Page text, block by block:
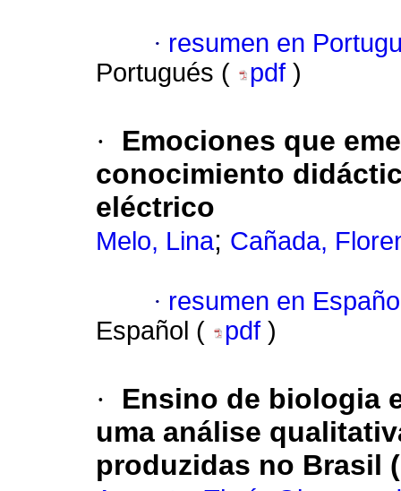
· resumen en
Portugués (
pdf )
·
Emociones que
conocimiento
eléctrico
Melo, Lina; Cañada,
· resumen en
Español (
pdf )
·
Ensino de biologia
uma análise
produzidas no Brasil